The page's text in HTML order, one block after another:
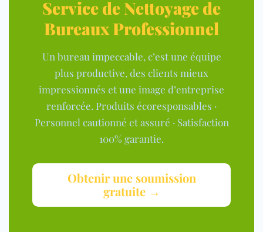
Service de Nettoyage de
Bureaux Professionnel
Un bureau impeccable, c’est une équipe
plus productive, des clients mieux
impressionnés et une image d’entreprise
renforcée. Produits écoresponsables ·
Personnel cautionné et assuré · Satisfaction
100% garantie.
Obtenir une soumission
gratuite →